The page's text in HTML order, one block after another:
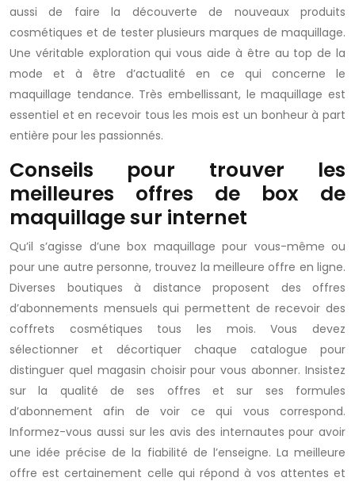
aussi de faire la découverte de nouveaux produits
cosmétiques et de tester plusieurs marques de maquillage.
Une véritable exploration qui vous aide à être au top de la
mode et à être d’actualité en ce qui concerne le
maquillage tendance. Très embellissant, le maquillage est
essentiel et en recevoir tous les mois est un bonheur à part
entière pour les passionnés.
Conseils pour trouver les
meilleures offres de box de
maquillage sur internet
Qu’il s’agisse d’une box maquillage pour vous-même ou
pour une autre personne, trouvez la meilleure offre en ligne.
Diverses boutiques à distance proposent des offres
d’abonnements mensuels qui permettent de recevoir des
coffrets cosmétiques tous les mois. Vous devez
sélectionner et décortiquer chaque catalogue pour
distinguer quel magasin choisir pour vous abonner. Insistez
sur la qualité de ses offres et sur ses formules
d’abonnement afin de voir ce qui vous correspond.
Informez-vous aussi sur les avis des internautes pour avoir
une idée précise de la fiabilité de l’enseigne. La meilleure
offre est certainement celle qui répond à vos attentes et